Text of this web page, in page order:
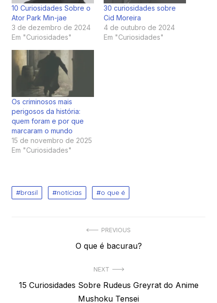
10 Curiosidades Sobre o
Ator Park Min-jae
3 de dezembro de 2024
Em "Curiosidades"
30 curiosidades sobre
Cid Moreira
4 de outubro de 2024
Em "Curiosidades"
Os criminosos mais
perigosos da história:
quem foram e por que
marcaram o mundo
15 de novembro de 2025
Em "Curiosidades"
brasil notícias o que é
PREVIOUS
Previous
O que é bacurau?
NEXT
Next
15 Curiosidades Sobre Rudeus Greyrat do Anime
Mushoku Tensei